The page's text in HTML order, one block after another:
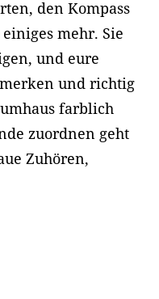
den Kompass
mehr. Sie
und eure
und richtig
farblich
zuordnen geht
Zuhören,